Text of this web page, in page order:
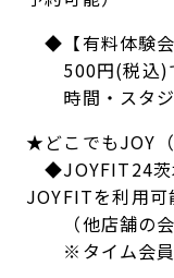
◆【有料体験会
500円(税込)
時間・スタジ
★どこでもJOY（
◆JOYFIT24茨
JOYFITを利用可
（他店舗の会
※タイム会員